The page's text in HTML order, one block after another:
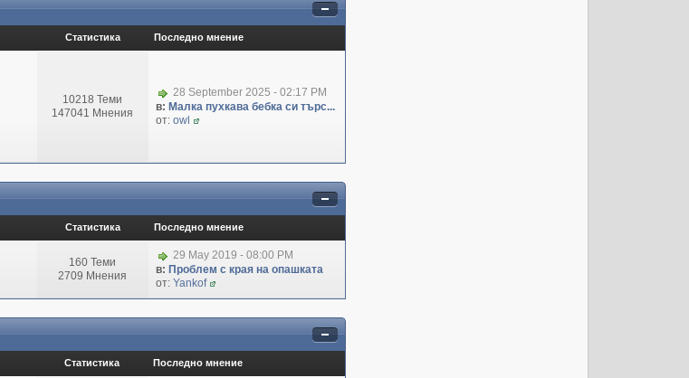
Статистика Последно мнение
10218 Теми
147041 Мнения
28 September 2025 - 02:17 PM
в: Малка пухкава бебка си търс...
от: owl
Статистика Последно мнение
160 Теми
2709 Мнения
29 May 2019 - 08:00 PM
в: Проблем с края на опашката
от: Yankof
Статистика Последно мнение